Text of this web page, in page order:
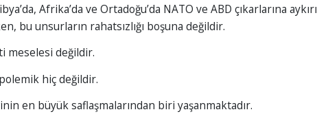
Afrika’da ve Ortadoğu’da NATO ve ABD çıkarlarına aykırı
bu unsurların rahatsızlığı boşuna değildir.
meselesi değildir.
hiç değildir.
en büyük saflaşmalarından biri yaşanmaktadır.